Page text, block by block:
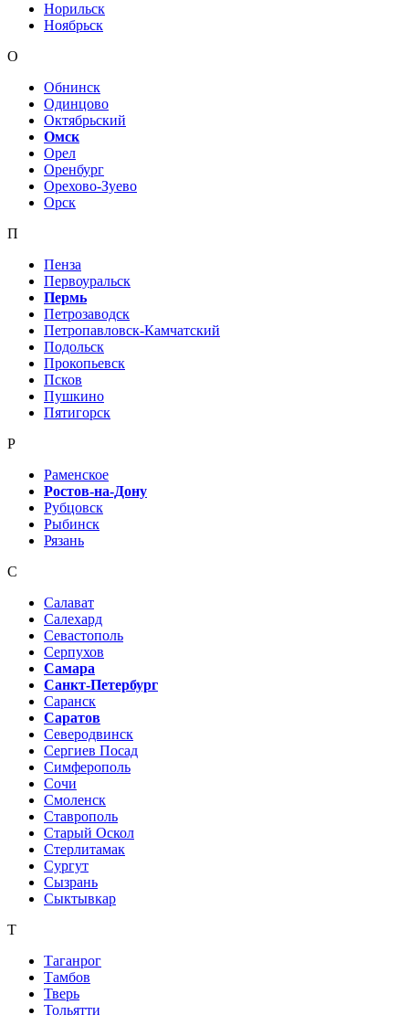
Норильск
Ноябрьск
О
Обнинск
Одинцово
Октябрьский
Омск
Орел
Оренбург
Орехово-Зуево
Орск
П
Пенза
Первоуральск
Пермь
Петрозаводск
Петропавловск-Камчатский
Подольск
Прокопьевск
Псков
Пушкино
Пятигорск
Р
Раменское
Ростов-на-Дону
Рубцовск
Рыбинск
Рязань
С
Салават
Салехард
Севастополь
Серпухов
Самара
Санкт-Петербург
Саранск
Саратов
Северодвинск
Сергиев Посад
Симферополь
Сочи
Смоленск
Ставрополь
Старый Оскол
Стерлитамак
Сургут
Сызрань
Сыктывкар
Т
Таганрог
Тамбов
Тверь
Тольятти